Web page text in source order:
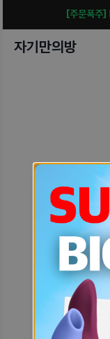
[주문폭주]
자기만의방